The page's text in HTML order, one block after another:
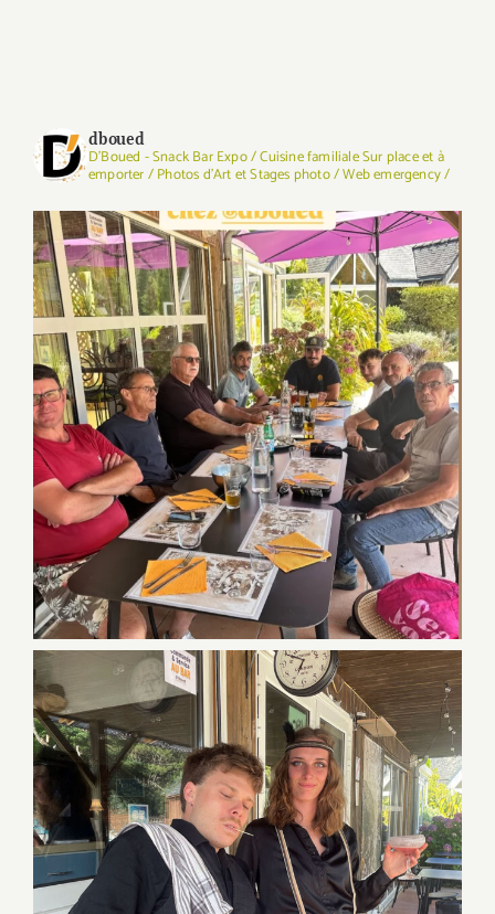
dboued
D'Boued - Snack Bar Expo / Cuisine familiale Sur place et à
emporter / Photos d'Art et Stages photo / Web emergency /